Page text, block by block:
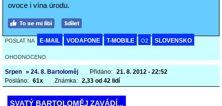
ovoce i vína úrodu.
POSLAT NA E-MAIL VODAFONE T-MOBILE O2 SLOVENSKO
OHODNOCENO
Srpen » 24. 8. Bartoloměj Přidáno: 21. 8. 2012 - 22:52
Posláno: 61x Známka: 2,33 od 42 lidí
SVATÝ BARTOLOMĚJ ZAVÁDÍ...